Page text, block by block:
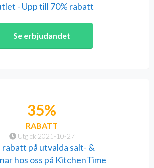
- Upp till 70% rabatt
Se erbjudandet
Utgick 2021-10-27
35%
RABATT
rabatt på utvalda salt- &
hos oss på KitchenTime